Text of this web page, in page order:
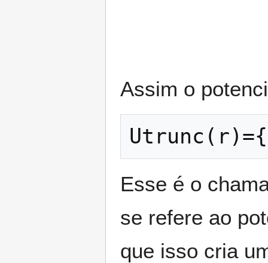
Assim o
Ut runc ( r) ={
Esse é o
se refere ao
que isso cria